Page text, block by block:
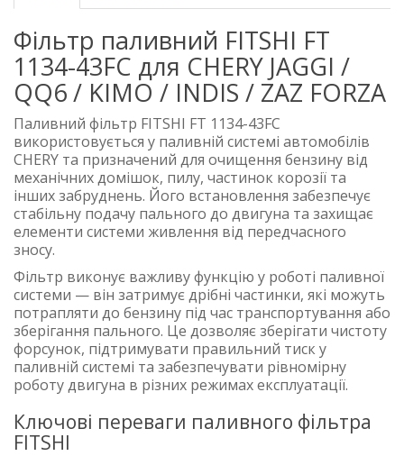
Фільтр паливний FITSHI FT
1134-43FC для CHERY JAGGI /
QQ6 / KIMO / INDIS / ZAZ FORZA
Паливний фільтр FITSHI FT 1134-43FC
використовується у паливній системі автомобілів
CHERY та призначений для очищення бензину від
механічних домішок, пилу, частинок корозії та
інших забруднень. Його встановлення забезпечує
стабільну подачу пального до двигуна та захищає
елементи системи живлення від передчасного
зносу.
Фільтр виконує важливу функцію у роботі паливної
системи — він затримує дрібні частинки, які можуть
потрапляти до бензину під час транспортування або
зберігання пального. Це дозволяє зберігати чистоту
форсунок, підтримувати правильний тиск у
паливній системі та забезпечувати рівномірну
роботу двигуна в різних режимах експлуатації.
Ключові переваги паливного фільтра
FITSHI